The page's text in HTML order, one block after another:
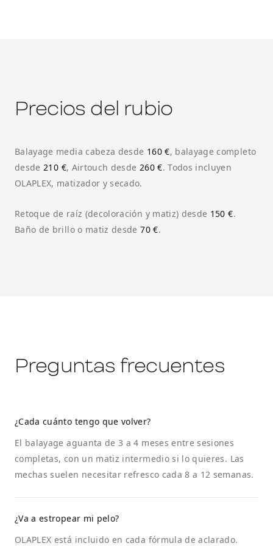
Precios del rubio
Balayage media cabeza desde 160 €, balayage completo
desde210 €, Airtouch desde 260 €. Todos incluyen
OLAPLEX, matizador y secado.
Retoque de raíz (decoloración y matiz) desde 150 €.
Baño de brillo o matiz desde70 €.
Preguntas frecuentes
¿Cada cuánto tengo que volver?
El balayage aguanta de 3 a 4 meses entre sesiones
completas, con un matiz intermedio si lo quieres. Las
mechas suelen necesitar refresco cada 8 a 12 semanas.
¿Va a estropear mi pelo?
OLAPLEX está incluido en cada fórmula de aclarado.